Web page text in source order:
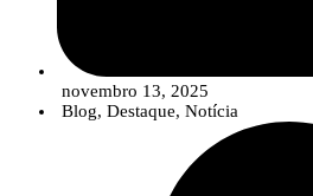
novembro 13, 2025
Blog, Destaque, Notícia